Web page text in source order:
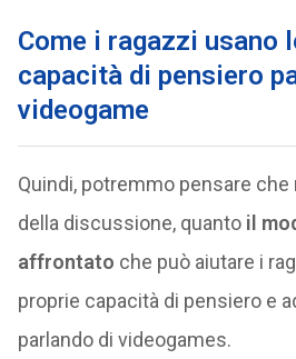
Come i ragazzi usano
capacità di pensiero
videogame
Quindi, potremmo pensare che
della discussione, quantoil
affrontato che può aiutare i
proprie capacità di pensiero e
parlando di videogames.